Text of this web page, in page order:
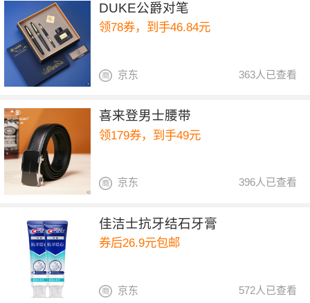
DUKE公爵对笔
领78券，到手46.84元
363人已查看
京东
喜来登男士腰带
领179券，到手49元
396人已查看
京东
佳洁士抗牙结石牙膏
券后26.9元包邮
572人已查看
京东